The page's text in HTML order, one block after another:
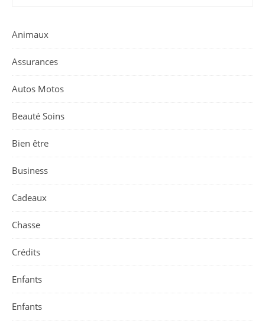
Animaux
Assurances
Autos Motos
Beauté Soins
Bien être
Business
Cadeaux
Chasse
Crédits
Enfants
Enfants